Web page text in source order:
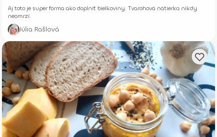
Aj toto je super forma ako doplniť bielkoviny. Tvarohová nátierka nikdy
neomrzí.
Júlia Rašlová